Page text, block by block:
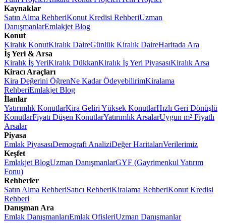
Kaynaklar
Satın Alma RehberiKonut Kredisi RehberiUzman
DanışmanlarEmlakjet Blog
Konut
Kiralık KonutKiralık DaireGünlük Kiralık DaireHaritada Ara
İş Yeri & Arsa
Kiralık İş YeriKiralık DükkanKiralık İş Yeri PiyasasıKiralık Arsa
Kiracı Araçları
Kira Değerini ÖğrenNe Kadar ÖdeyebilirimKiralama
RehberiEmlakjet Blog
İlanlar
Yatırımlık KonutlarKira Geliri Yüksek KonutlarHızlı Geri Dönüşlü
KonutlarFiyatı Düşen KonutlarYatırımlık ArsalarUygun m² Fiyatlı
Arsalar
Piyasa
Emlak PiyasasıDemografi AnaliziDeğer HaritalarıVerilerimiz
Keşfet
Emlakjet BlogUzman DanışmanlarGYF (Gayrimenkul Yatırım
Fonu)
Rehberler
Satın Alma RehberiSatıcı RehberiKiralama RehberiKonut Kredisi
Rehberi
Danışman Ara
Emlak DanışmanlarıEmlak OfisleriUzman Danışmanlar